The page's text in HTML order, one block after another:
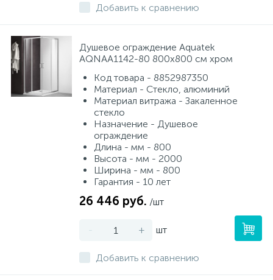
Добавить к сравнению
Душевое ограждение Aquatek
AQNAA1142-80 800x800 см хром
Код товара - 8852987350
Материал - Стекло, алюминий
Материал витража - Закаленное
стекло
Назначение - Душевое
ограждение
Длина - мм - 800
Высота - мм - 2000
Ширина - мм - 800
Гарантия - 10 лет
26 446 руб. /шт
- + шт
Добавить к сравнению